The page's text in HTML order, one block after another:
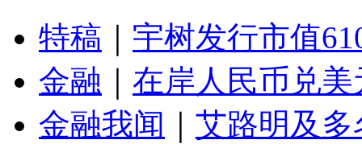
特稿
宇树发行市值
金融
在岸人民币兑
金融我闻
艾路明及